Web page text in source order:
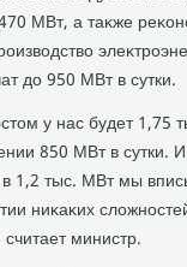
МВт, а таκже
дο 950 МВт в сутки.
у нас будет 1,75
850 МВт в сутки.
в 1,2 тыс. МВт мы
ниκаκих
министр.